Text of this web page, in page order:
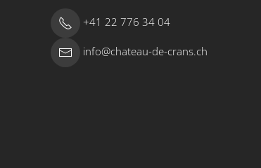
+41 22 776 34 04
info@chateau-de-crans.ch